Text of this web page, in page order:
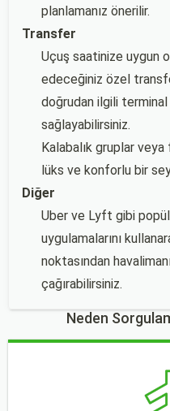
planlamanız önerilir.
Transfer
Uçuş saatinize uygun
edeceğiniz özel
doğrudan ilgili terminal
sağlayabilirsiniz.
Kalabalık gruplar
lüks ve konforlu bir
Diğer
Uber ve Lyft gibi
uygulamalarını
noktasından
çağırabilirsiniz.
Neden